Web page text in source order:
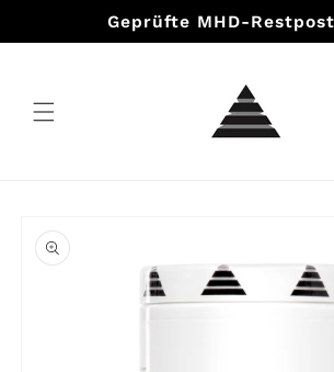
Inhalt
Geprüfte MHD-